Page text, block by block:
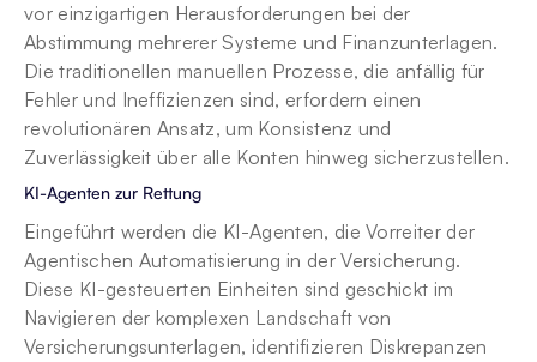
vor einzigartigen Herausforderungen bei der
Abstimmung mehrerer Systeme und Finanzunterlagen.
Die traditionellen manuellen Prozesse, die anfällig für
Fehler und Ineffizienzen sind, erfordern einen
revolutionären Ansatz, um Konsistenz und
Zuverlässigkeit über alle Konten hinweg sicherzustellen.
KI-Agenten zur Rettung
Eingeführt werden die KI-Agenten, die Vorreiter der
Agentischen Automatisierung in der Versicherung.
Diese KI-gesteuerten Einheiten sind geschickt im
Navigieren der komplexen Landschaft von
Versicherungsunterlagen, identifizieren Diskrepanzen